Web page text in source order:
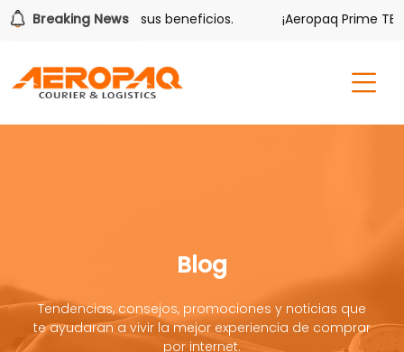
Breaking News
también tiene sus beneficios. ¡Aeropaq Prime TE
Blog
Tendencias, consejos, promociones y noticias que
te ayudaran a vivir la mejor experiencia de comprar
por internet.